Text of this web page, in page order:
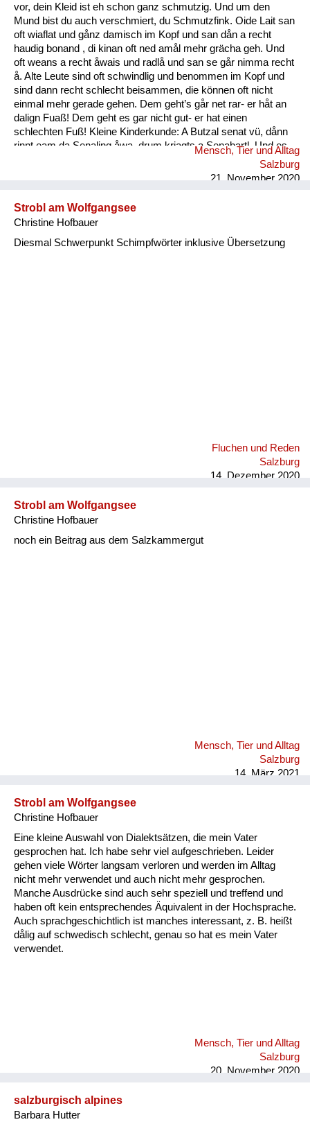
vor, dein Kleid ist eh schon ganz schmutzig. Und um den
Mund bist du auch verschmiert, du Schmutzfink. Oide Lait san
oft wiaflat und gånz damisch im Kopf und san dån a recht
haudig bonand , di kinan oft ned amål mehr grächa geh. Und
oft weans a recht åwais und radlå und san se går nimma recht
å. Alte Leute sind oft schwindlig und benommen im Kopf und
sind dann recht schlecht beisammen, die können oft nicht
einmal mehr gerade gehen. Dem geht’s går net rar- er håt an
dalign Fuaß! Dem geht es gar nicht gut- er hat einen
schlechten Fuß! Kleine Kinderkunde: A Butzal senat vü, dånn
rinnt eam da Senaling åwa, drum kriagts a Senabartl. Und es
is a oft råmig um an Mund. Ein Baby speichelt viel, dann rinnt
Mensch, Tier und Alltag
Salzburg
21. November 2020
Strobl am Wolfgangsee
Christine Hofbauer
Diesmal Schwerpunkt Schimpfwörter inklusive Übersetzung
Fluchen und Reden
Salzburg
14. Dezember 2020
Strobl am Wolfgangsee
Christine Hofbauer
noch ein Beitrag aus dem Salzkammergut
Mensch, Tier und Alltag
Salzburg
14. März 2021
Strobl am Wolfgangsee
Christine Hofbauer
Eine kleine Auswahl von Dialektsätzen, die mein Vater
gesprochen hat. Ich habe sehr viel aufgeschrieben. Leider
gehen viele Wörter langsam verloren und werden im Alltag
nicht mehr verwendet und auch nicht mehr gesprochen.
Manche Ausdrücke sind auch sehr speziell und treffend und
haben oft kein entsprechendes Äquivalent in der Hochsprache.
Auch sprachgeschichtlich ist manches interessant, z. B. heißt
dålig auf schwedisch schlecht, genau so hat es mein Vater
verwendet.
Mensch, Tier und Alltag
Salzburg
20. November 2020
salzburgisch alpines
Barbara Hutter